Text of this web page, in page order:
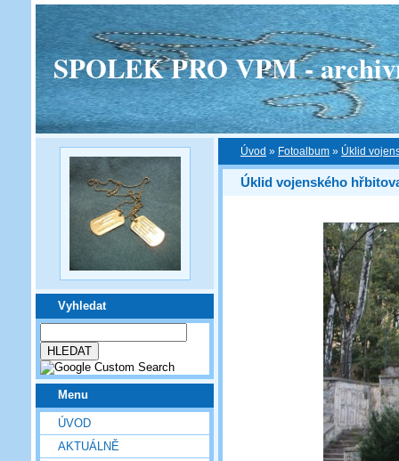
SPOLEK PRO VPM -
Vyhledat
Menu
ÚVOD
AKTUÁLNĚ
Úvod » Fotoalbum » Úklid
Úklid vojenského